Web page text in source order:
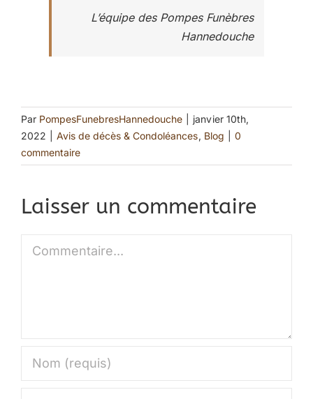
L’équipe des Pompes Funèbres
Hannedouche
Par PompesFunebresHannedouche
janvier 10th,
2022
Avis de décès & Condoléances, Blog
0
commentaire
Laisser un commentaire